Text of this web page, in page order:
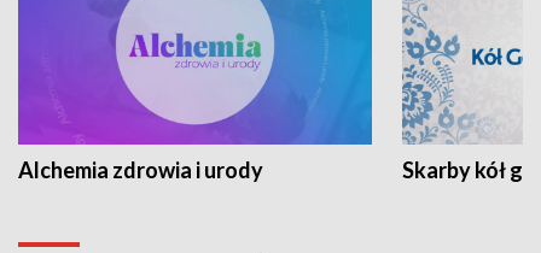
Alchemia zdrowia i urody Skarby kół